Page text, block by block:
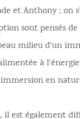
et Anthony ; on
sont pensés
milieu d’un
à
en
il est également